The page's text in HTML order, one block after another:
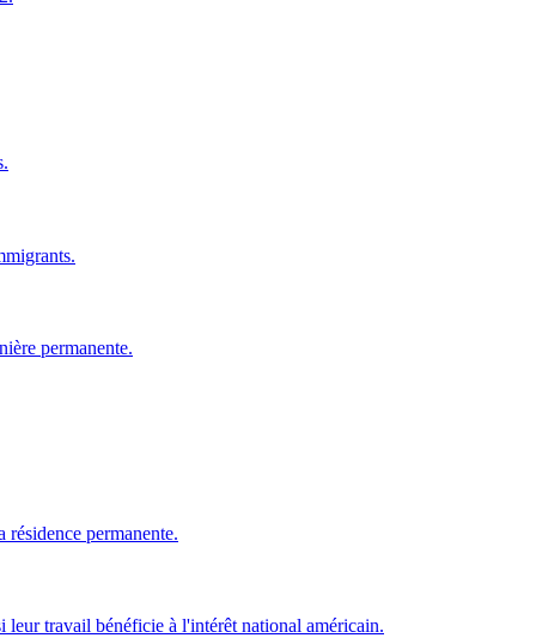
permanente.
permanente.
travail bénéficie à l'intérêt national américain.